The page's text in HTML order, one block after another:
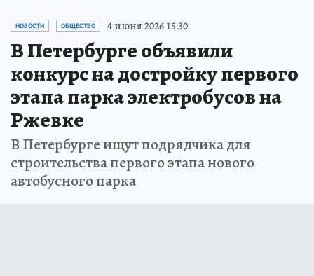
НОВОСТИ ОБЩЕСТВО 4 июня 2026 15:30
В Петербурге объявили
конкурс на достройку первого
этапа парка электробусов на
Ржевке
В Петербурге ищут подрядчика для
строительства первого этапа нового
автобусного парка